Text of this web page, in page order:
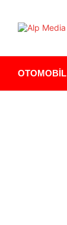
OTOMOBİL